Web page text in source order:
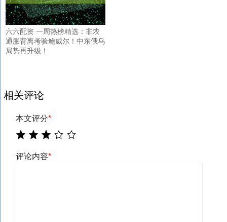
六六配资 一周热榜精选：非农
通胀背离考验鲍威尔！中东俄乌
局势再升级！
相关评论
本文评分*
评论内容*